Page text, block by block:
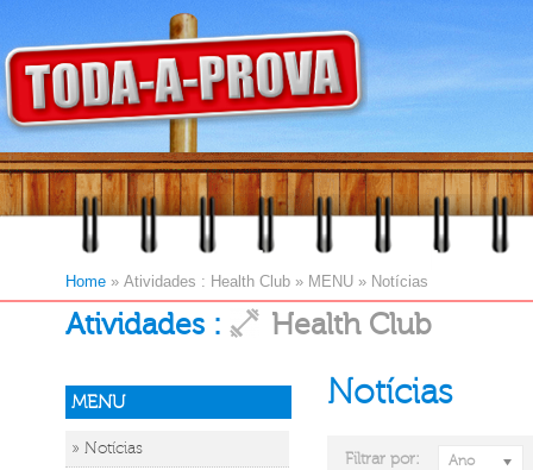
Home » Atividades : Health Club » MENU » Notícias
Atividades : Health Club
MENU
» Notícias
Notícias
Filtrar por: Ano